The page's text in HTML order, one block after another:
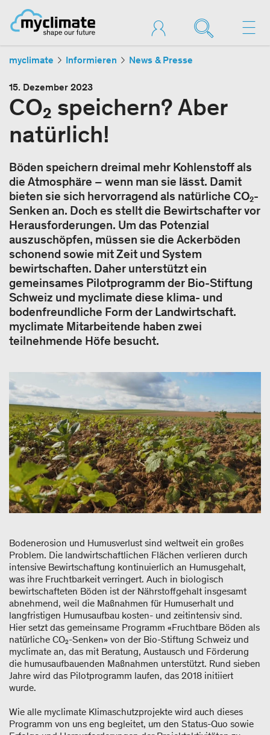
myclimate Informieren News & Presse
15. Dezember 2023
CO₂ speichern? Aber
natürlich!
Böden speichern dreimal mehr Kohlenstoff als
die Atmosphäre – wenn man sie lässt. Damit
bieten sie sich hervorragend als natürliche CO₂-
Senken an. Doch es stellt die Bewirtschafter vor
Herausforderungen. Um das Potenzial
auszuschöpfen, müssen sie die Ackerböden
schonend sowie mit Zeit und System
bewirtschaften. Daher unterstützt ein
gemeinsames Pilotprogramm der Bio-Stiftung
Schweiz und myclimate diese klima- und
bodenfreundliche Form der Landwirtschaft.
myclimate Mitarbeitende haben zwei
teilnehmende Höfe besucht.
Bodenerosion und Humusverlust sind weltweit ein großes
Problem. Die landwirtschaftlichen Flächen verlieren durch
intensive Bewirtschaftung kontinuierlich an Humusgehalt,
was ihre Fruchtbarkeit verringert. Auch in biologisch
bewirtschafteten Böden ist der Nährstoffgehalt insgesamt
abnehmend, weil die Maßnahmen für Humuserhalt und
langfristigen Humusaufbau kosten- und zeitintensiv sind.
Hier setzt das gemeinsame Programm «Fruchtbare Böden als
natürliche CO₂-Senken» von der Bio-Stiftung Schweiz und
myclimate an, das mit Beratung, Austausch und Förderung
die humusaufbauenden Maßnahmen unterstützt. Rund sieben
Jahre wird das Pilotprogramm laufen, das 2018 initiiert
wurde.
Wie alle myclimate Klimaschutzprojekte wird auch dieses
Programm von uns eng begleitet, um den Status-Quo sowie